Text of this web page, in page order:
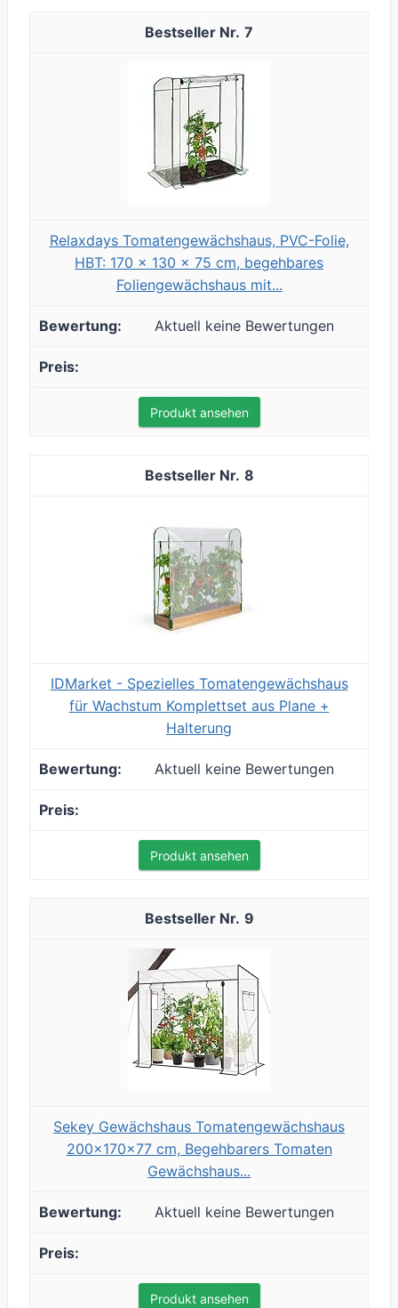
7
Relaxdays Tomatengewächshaus, PVC-Folie,
HBT: 170 x 130 x 75 cm, begehbares
Foliengewächshaus mit...
Aktuell keine Bewertungen
Produkt ansehen
8
IDMarket - Spezielles Tomatengewächshaus
für Wachstum Komplettset aus Plane +
Halterung
Aktuell keine Bewertungen
Produkt ansehen
9
Sekey Gewächshaus Tomatengewächshaus
200x170x77 cm, Begehbarers Tomaten
Gewächshaus...
Aktuell keine Bewertungen
Produkt ansehen